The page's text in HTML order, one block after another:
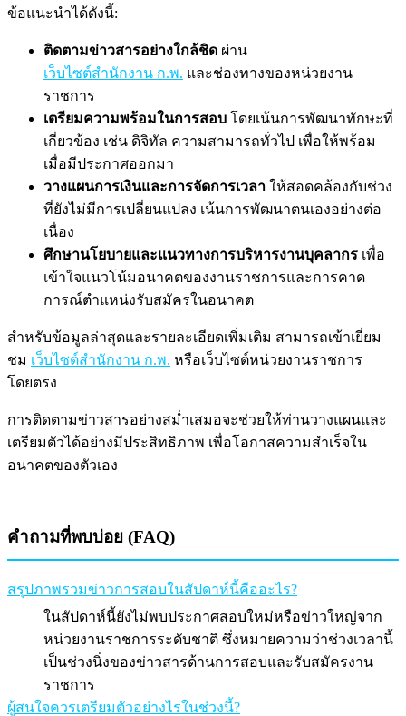
ข้อแนะนำได้ดังนี้:
ติดตามข่าวสารอย่างใกล้ชิด ผ่าน
เว็บไซต์สำนักงาน ก.พ. และช่องทางของหน่วยงาน
ราชการ
เตรียมความพร้อมในการสอบ โดยเน้นการพัฒนาทักษะที่
เกี่ยวข้อง เช่น ดิจิทัล ความสามารถทั่วไป เพื่อให้พร้อม
เมื่อมีประกาศออกมา
วางแผนการเงินและการจัดการเวลา ให้สอดคล้องกับช่วง
ที่ยังไม่มีการเปลี่ยนแปลง เน้นการพัฒนาตนเองอย่างต่อ
เนื่อง
ศึกษานโยบายและแนวทางการบริหารงานบุคลากร เพื่อ
เข้าใจแนวโน้มอนาคตของงานราชการและการคาด
การณ์ตำแหน่งรับสมัครในอนาคต
สำหรับข้อมูลล่าสุดและรายละเอียดเพิ่มเติม สามารถเข้าเยี่ยม
ชม เว็บไซต์สำนักงาน ก.พ. หรือเว็บไซต์หน่วยงานราชการ
โดยตรง
การติดตามข่าวสารอย่างสม่ำเสมอจะช่วยให้ท่านวางแผนและ
เตรียมตัวได้อย่างมีประสิทธิภาพ เพื่อโอกาสความสำเร็จใน
อนาคตของตัวเอง
คำถามที่พบบ่อย (FAQ)
สรุปภาพรวมข่าวการสอบในสัปดาห์นี้คืออะไร?
ในสัปดาห์นี้ยังไม่พบประกาศสอบใหม่หรือข่าวใหญ่จาก
หน่วยงานราชการระดับชาติ ซึ่งหมายความว่าช่วงเวลานี้
เป็นช่วงนิ่งของข่าวสารด้านการสอบและรับสมัครงาน
ราชการ
ผู้สนใจควรเตรียมตัวอย่างไรในช่วงนี้?